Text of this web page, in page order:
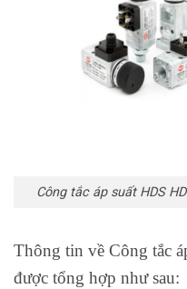
Công tắc áp suất HDS
Thông tin về Công tắc
được tổng hợp như sau: